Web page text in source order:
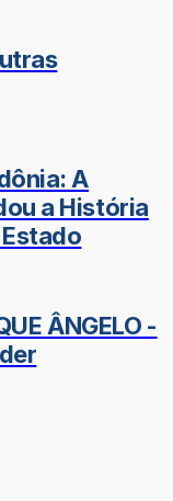
A
a História
ÂNGELO -